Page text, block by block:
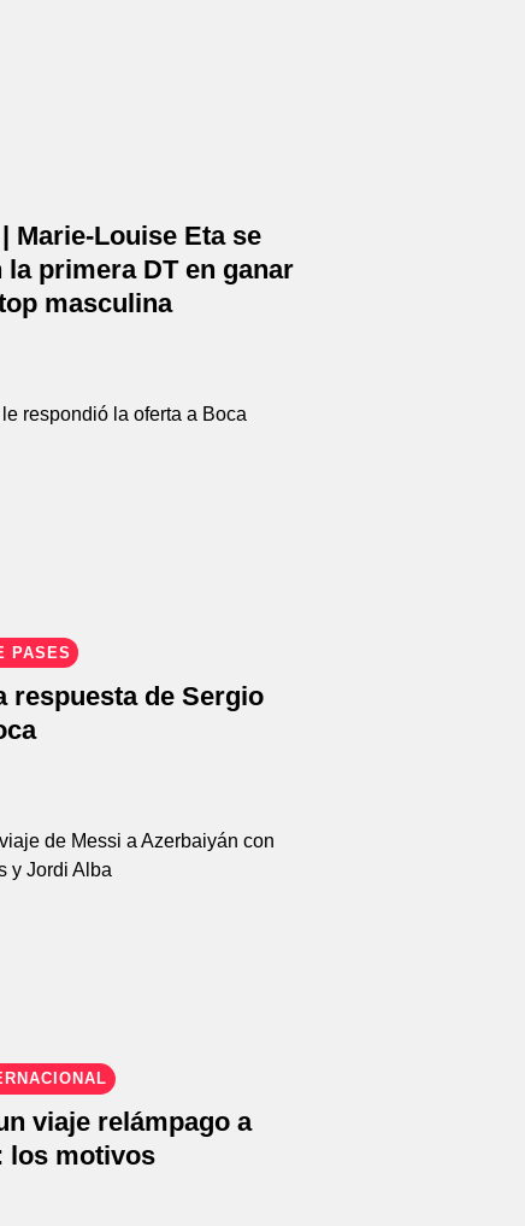
Marie-Louise Eta se
primera DT en ganar
masculina
PASES
respuesta de Sergio
viaje relámpago a
los motivos